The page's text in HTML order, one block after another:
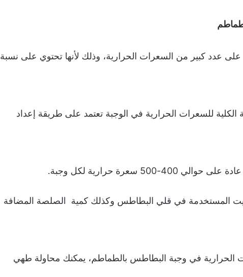
عدد كبير من السعرات الحرارية، وذلك لأنها تحتوي على نسبة
للسعرات الحرارية في الوجبة تعتمد على طريقة إعداد
سعرة حرارية لكل وجبة.
المستخدمة في قلي البطاطس وكذلك كمية الصلصة المضافة
الحرارية في وجبة البطاطس بالطماطم، يمكنك محاولة طهي